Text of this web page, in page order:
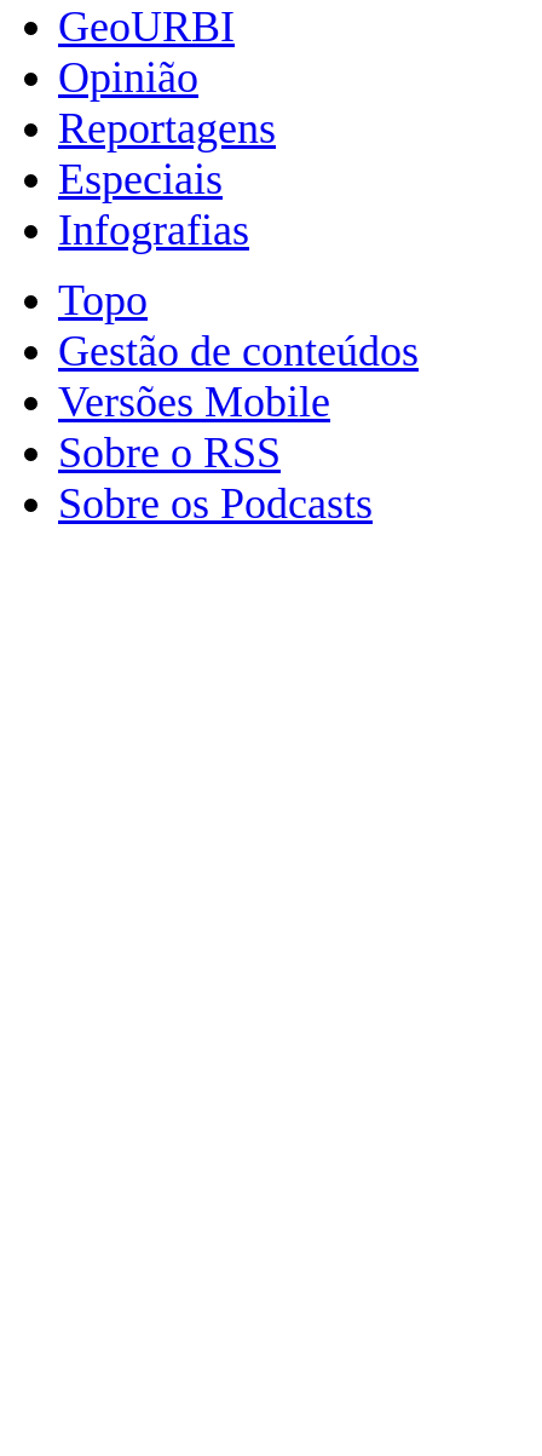
GeoURBI
Opinião
Reportagens
Especiais
Infografias
Topo
Gestão de conteúdos
Versões Mobile
Sobre o RSS
Sobre os Podcasts